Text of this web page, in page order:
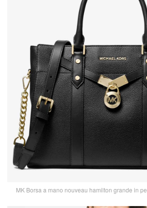
MK Borsa a mano nouveau hamilton grande in